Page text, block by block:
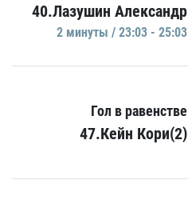
40.Лазушин Александр
2 минуты / 23:03 - 25:03
Гол в равенстве
47.Кейн Кори(2)